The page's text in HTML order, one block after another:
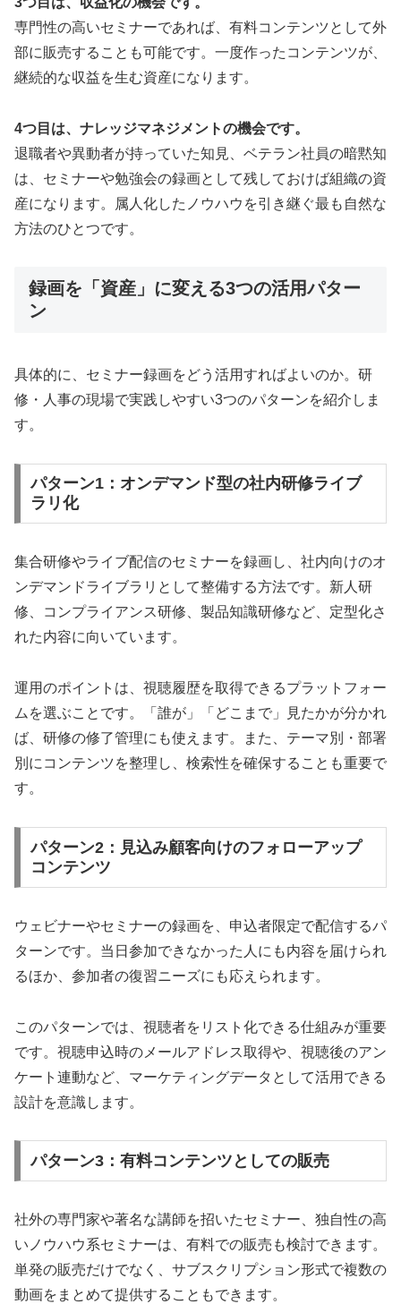
専門性の高いセミナーであれば、有料コンテンツとして外
部に販売することも可能です。一度作ったコンテンツが、
継続的な収益を生む資産になります。
4つ目は、ナレッジマネジメントの機会です。
退職者や異動者が持っていた知見、ベテラン社員の暗黙知
は、セミナーや勉強会の録画として残しておけば組織の資
産になります。属人化したノウハウを引き継ぐ最も自然な
方法のひとつです。
録画を「資産」に変える3つの活用パター
ン
具体的に、セミナー録画をどう活用すればよいのか。研
修・人事の現場で実践しやすい3つのパターンを紹介しま
す。
パターン1：オンデマンド型の社内研修ライブ
ラリ化
集合研修やライブ配信のセミナーを録画し、社内向けのオ
ンデマンドライブラリとして整備する方法です。新人研
修、コンプライアンス研修、製品知識研修など、定型化さ
れた内容に向いています。
運用のポイントは、視聴履歴を取得できるプラットフォー
ムを選ぶことです。「誰が」「どこまで」見たかが分かれ
ば、研修の修了管理にも使えます。また、テーマ別・部署
別にコンテンツを整理し、検索性を確保することも重要で
す。
パターン2：見込み顧客向けのフォローアップ
コンテンツ
ウェビナーやセミナーの録画を、申込者限定で配信するパ
ターンです。当日参加できなかった人にも内容を届けられ
るほか、参加者の復習ニーズにも応えられます。
このパターンでは、視聴者をリスト化できる仕組みが重要
です。視聴申込時のメールアドレス取得や、視聴後のアン
ケート連動など、マーケティングデータとして活用できる
設計を意識します。
パターン3：有料コンテンツとしての販売
社外の専門家や著名な講師を招いたセミナー、独自性の高
いノウハウ系セミナーは、有料での販売も検討できます。
単発の販売だけでなく、サブスクリプション形式で複数の
動画をまとめて提供することもできます。